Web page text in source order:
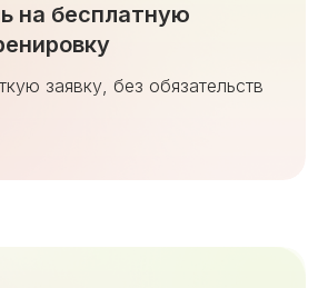
на бесплатную
заявку, без обязательств